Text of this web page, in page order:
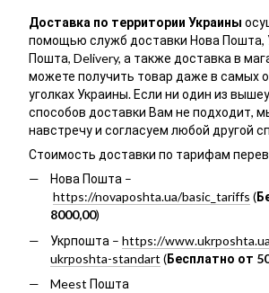
Доставка по территории Украины
помощью служб доставки Нова Пошта,
Пошта, Delivery, а также доставка в
можете получить товар даже в самых
уголках Украины. Если ни один из
способов доставки Вам не подходит,
навстречу и согласуем любой другой
Стоимость доставки по тарифам
Нова Пошта –
https://novaposhta.ua/basic_tariffs (
8000,00)
Укрпошта – https://
ukrposhta-standart (Бесплатно от
Meest Пошта